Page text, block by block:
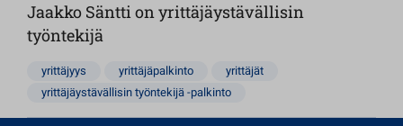
Jaakko Säntti on yrittäjäystävällisin
työntekijä
yrittäjyys yrittäjäpalkinto
yrittäjät
yrittäjäystävällisin työntekijä -palkinto